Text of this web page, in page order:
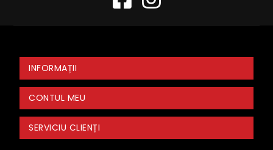
INFORMAȚII
CONTUL MEU
SERVICIU CLIENȚI